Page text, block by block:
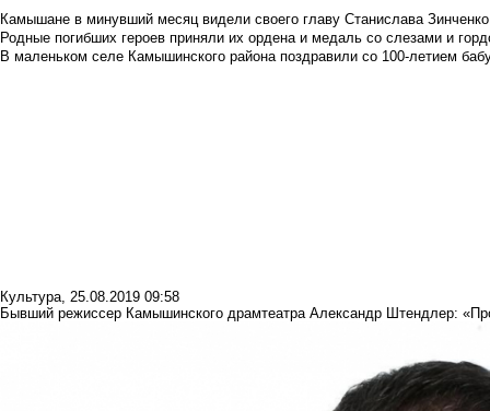
Камышане в минувший месяц видели своего главу Станислава Зинченко
Родные погибших героев приняли их ордена и медаль со слезами и
В маленьком селе Камышинского района поздравили со 100-летием
Культура, 25.08.2019 09:58
Бывший режиссер Камышинского драмтеатра Александр Штендлер: